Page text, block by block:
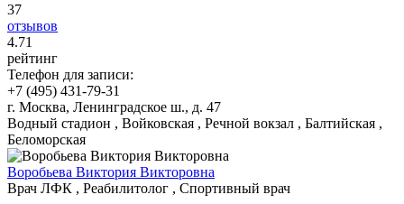
37
отзывов
4.71
рейтинг
Телефон для записи:
+7 (495) 431-79-31
г. Москва, Ленинградское ш., д. 47
Водный стадион , Войковская , Речной вокзал , Балтийская ,
Беломорская
Воробьева Виктория Викторовна
Врач ЛФК , Реабилитолог , Спортивный врач